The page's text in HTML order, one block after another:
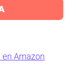
Amazon